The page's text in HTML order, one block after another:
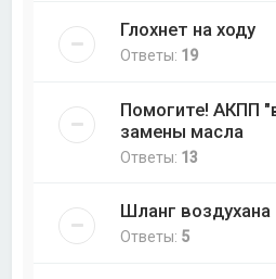
Глохнет на ходу
Ответы: 19
Помогите! АКПП
замены масла
Ответы: 13
Шланг воздухана
Ответы: 5